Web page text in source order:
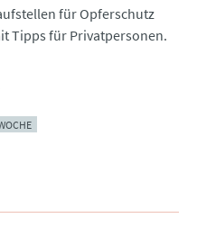
für Opferschutz
Tipps für Privatpersonen.